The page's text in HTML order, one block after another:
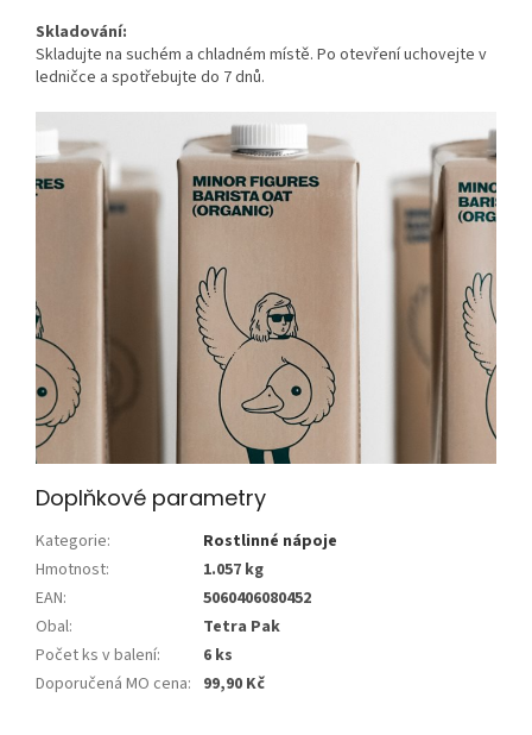
Skladování:
Skladujte na suchém a chladném místě. Po otevření uchovejte v
ledničce a spotřebujte do 7 dnů.
Doplňkové parametry
Kategorie:
Rostlinné nápoje
Hmotnost:
1.057 kg
EAN:
5060406080452
Obal:
Tetra Pak
Počet ks v balení:
6 ks
Doporučená MO cena: 99,90 Kč